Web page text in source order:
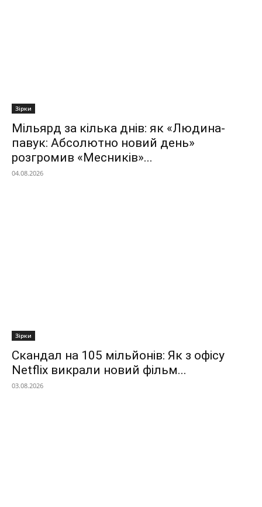
Зірки
Мільярд за кілька днів: як «Людина-
павук: Абсолютно новий день»
розгромив «Месників»...
04.08.2026
Зірки
Скандал на 105 мільйонів: Як з офісу
Netflix викрали новий фільм...
03.08.2026